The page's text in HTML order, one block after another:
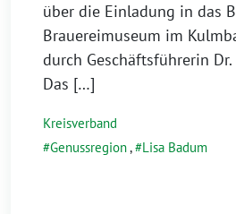
über die Einladung in das
Brauereimuseum im
durch Geschäftsführerin
Das […]
Kreisverband
Genussregion, Lisa Badum